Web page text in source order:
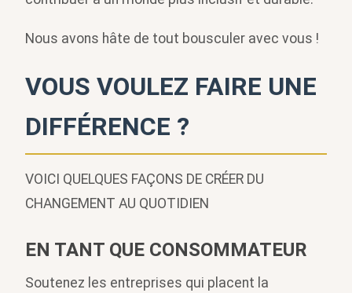
Nous avons hâte de tout bousculer avec vous !
VOUS VOULEZ FAIRE UNE
DIFFÉRENCE ?
VOICI QUELQUES FAÇONS DE CRÉER DU
CHANGEMENT AU QUOTIDIEN
EN TANT QUE CONSOMMATEUR
Soutenez les entreprises qui placent la